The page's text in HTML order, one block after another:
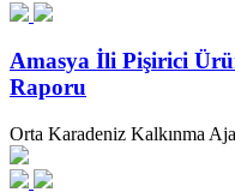
Amasya İli Pişirici
Raporu
Orta Karadeniz Kalkınma